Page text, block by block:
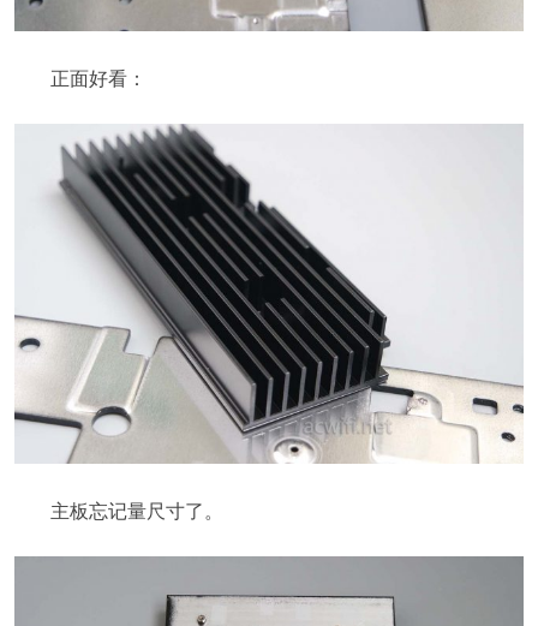
正面好看：
主板忘记量尺寸了。